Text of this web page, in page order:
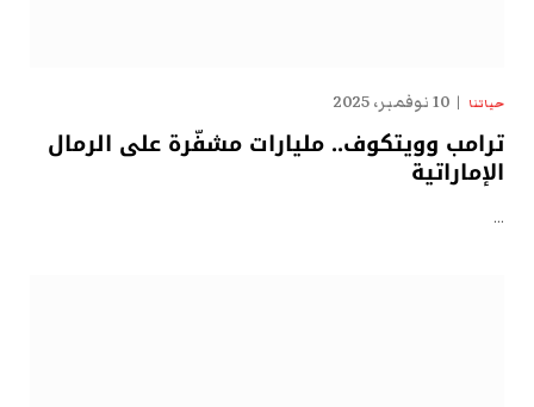
حياتنا 10 نوفمبر، 2025
ترامب وويتكوف.. مليارات مشفّرة على الرمال
الإماراتية
…